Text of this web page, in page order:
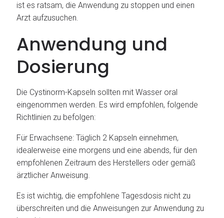
ist es ratsam, die Anwendung zu stoppen und einen
Arzt aufzusuchen.
Anwendung und
Dosierung
Die Cystinorm-Kapseln sollten mit Wasser oral
eingenommen werden. Es wird empfohlen, folgende
Richtlinien zu befolgen:
Für Erwachsene: Täglich 2 Kapseln einnehmen,
idealerweise eine morgens und eine abends, für den
empfohlenen Zeitraum des Herstellers oder gemäß
ärztlicher Anweisung.
Es ist wichtig, die empfohlene Tagesdosis nicht zu
überschreiten und die Anweisungen zur Anwendung zu